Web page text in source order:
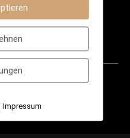
Veranstaltung
Impressum